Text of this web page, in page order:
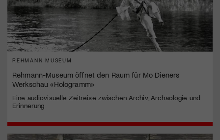
REHMANN MUSEUM
Rehmann-Museum öffnet den Raum für Mo Dieners
Werkschau «Hologramm»
Eine audiovisuelle Zeitreise zwischen Archiv, Archäologie und
Erinnerung